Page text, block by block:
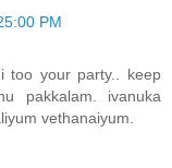
PM
too your party.. keep
pakkalam. ivanuka
vethanaiyum.